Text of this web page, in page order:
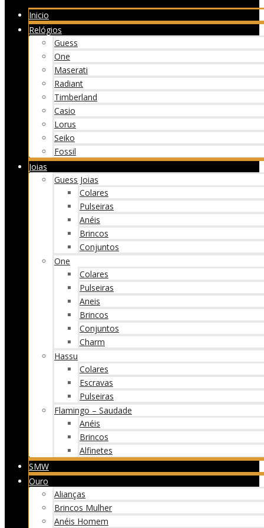
Inicio
Relógios
Guess
One
Maserati
Radiant
Timberland
Casio
Lorus
Seiko
Fossil
Joias
Guess Joias
Colares
Pulseiras
Anéis
Brincos
Conjuntos
One
Colares
Pulseiras
Aneis
Brincos
Conjuntos
Charm
Hassu
Colares
Escravas
Pulseiras
Flamingo – Saudade
Anéis
Brincos
Alfinetes
SMW
Ouro
Alianças
Brincos Mulher
Anéis Homem